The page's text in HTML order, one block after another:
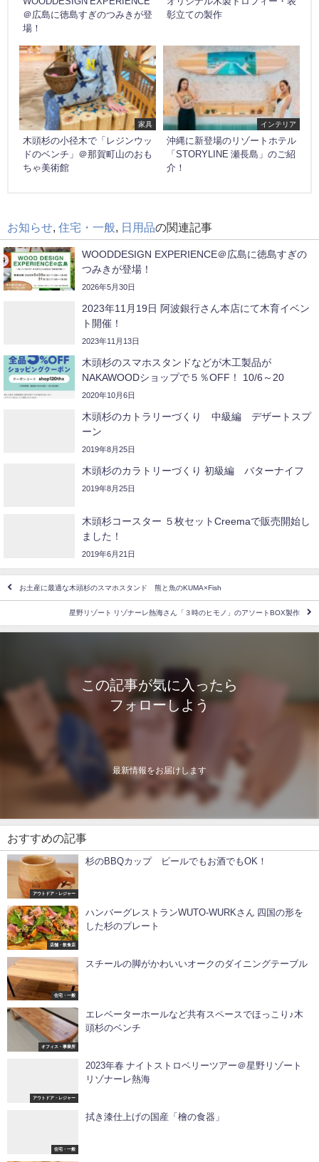
＠広島に徳島すぎのつみきが登
場！
彰立ての製作
家具
木頭杉の小径木で「レジンウッ
ドのベンチ」＠那賀町山のおも
ちゃ美術館
インテリア
沖縄に新登場のリゾートホテル
「STORYLINE 瀬長島」のご紹
介！
お知らせ 住宅・一般 日用品の関連記事
WOODDESIGN EXPERIENCE＠広島に徳島すぎの
つみきが登場！
2026年5月30日
2023年11月19日 阿波銀行さん本店にて木育イベン
ト開催！
2023年11月13日
木頭杉のスマホスタンドなどが木工製品が
NAKAWOODショップで５％OFF！ 10/6～20
2020年10月6日
木頭杉のカトラリーづくり 中級編 デザートスプ
ーン
2019年8月25日
木頭杉のカラトリーづくり 初級編 バターナイフ
2019年8月25日
木頭杉コースター ５枚セットCreemaで販売開始し
ました！
2019年6月21日
お土産に最適な木頭杉のスマホスタンド 熊と魚のKUMA×Fish
星野リゾート リゾナーレ熱海さん「３時のヒモノ」のアソートBOX製作
この記事が気に入ったら
フォローしよう
最新情報をお届けします
おすすめの記事
アウトドア・レジャー
杉のBBQカップ ビールでもお酒でもOK！
店舗・飲食店
ハンバーグレストランWUTO-WURKさん 四国の形を
した杉のプレート
住宅・一般
スチールの脚がかわいいオークのダイニングテーブル
オフィス・事業所
エレベーターホールなど共有スペースでほっこり♪木
頭杉のベンチ
アウトドア・レジャー
2023年春 ナイトストロベリーツアー＠星野リゾート
リゾナーレ熱海
住宅・一般
拭き漆仕上げの国産「檜の食器」